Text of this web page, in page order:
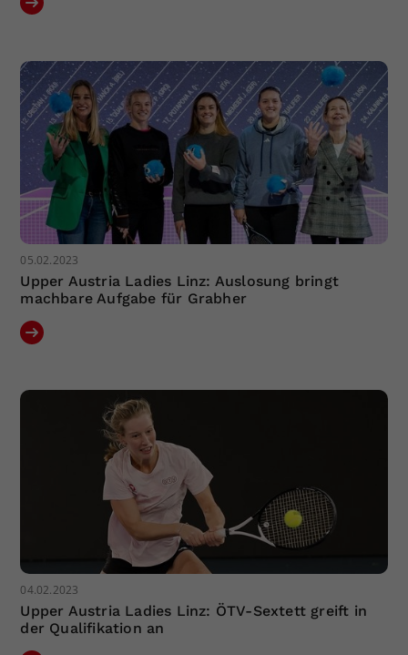
05.02.2023
Upper Austria Ladies Linz: Auslosung bringt
machbare Aufgabe für Grabher
04.02.2023
Upper Austria Ladies Linz: ÖTV-Sextett greift in
der Qualifikation an